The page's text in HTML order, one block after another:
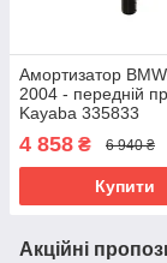
Амортизатор
2004 - передній
Kayaba 335833
4 858 ₴ 6 940 ₴
Купити
Акційні